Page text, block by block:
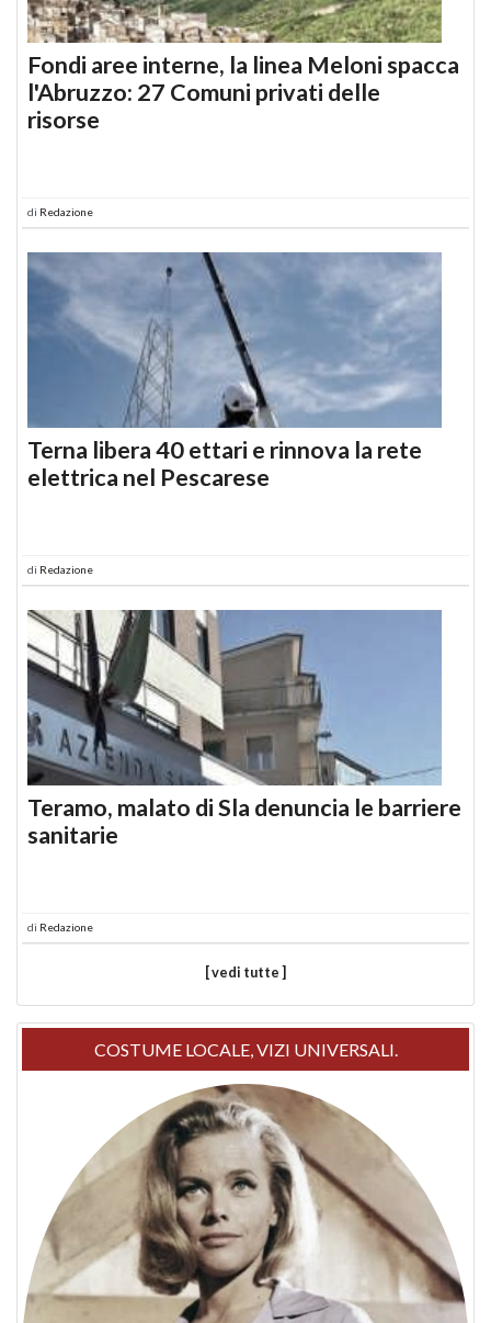
Fondi aree interne, la linea Meloni spacca
l'Abruzzo: 27 Comuni privati delle
risorse
di Redazione
Terna libera 40 ettari e rinnova la rete
elettrica nel Pescarese
di Redazione
Teramo, malato di Sla denuncia le barriere
sanitarie
di Redazione
[ vedi tutte ]
COSTUME LOCALE, VIZI UNIVERSALI.